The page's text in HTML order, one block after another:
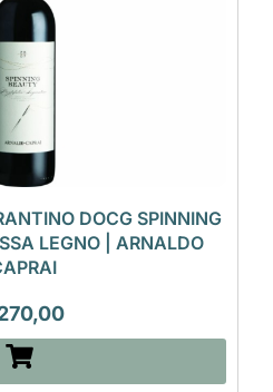
DOCG SPINNING
LEGNO | ARNALDO